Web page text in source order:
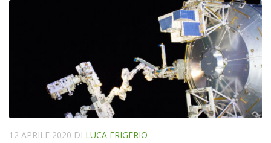
12 APRILE 2020 DI LUCA FRIGERIO